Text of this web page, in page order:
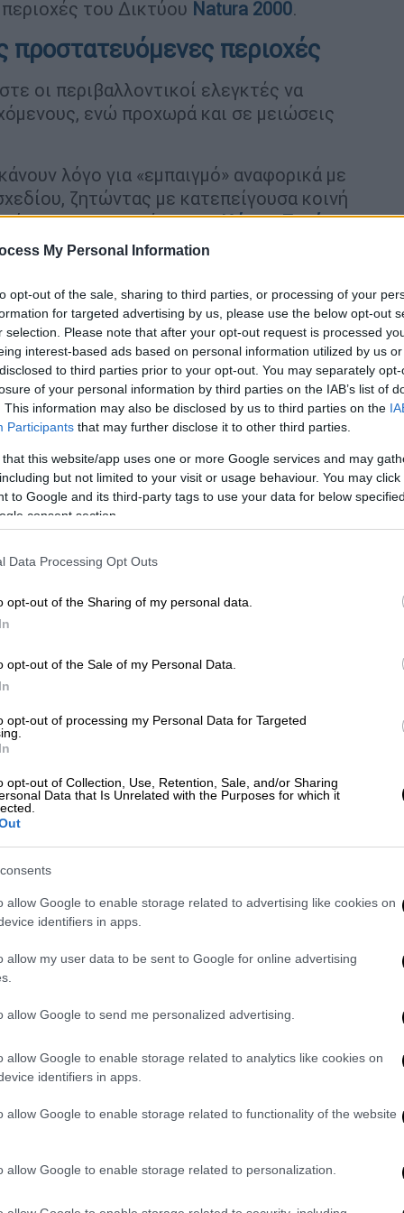
My Personal Information
opt-out of the sale, sharing to third parties, or processing of your
for targeted advertising by us, please use the below opt-out
selection. Please note that after your opt-out request is processed
interest-based ads based on personal information utilized by us
to third parties prior to your opt-out. You may separately
of your personal information by third parties on the IAB’s list of
This information may also be disclosed by us to third parties on the
Participants that may further disclose it to other third parties.
that this website/app uses one or more Google services and may
but not limited to your visit or usage behaviour. You may
to Google and its third-party tags to use your data for below
consent section.
Data Processing Opt Outs
opt-out of the Sharing of my personal data.
opt-out of the Sale of my Personal Data.
opt-out of processing my Personal Data for Targeted
opt-out of Collection, Use, Retention, Sale, and/or Sharing
Data that Is Unrelated with the Purposes for which it
allow Google to enable storage related to advertising like cookies on
identifiers in apps.
allow my user data to be sent to Google for online advertising
allow Google to send me personalized advertising.
allow Google to enable storage related to analytics like cookies on
identifiers in apps.
allow Google to enable storage related to functionality of the website
allow Google to enable storage related to personalization.
του Δικτύου Νatura 2000.
προστατευόμενες περιοχές
οι περιβαλλοντικοί ελεγκτές να
ενώ προχωρά και σε μειώσεις
λόγο για «εμπαιγμό» αναφορικά με
ζητώντας με κατεπείγουσα κοινή
και Ενέργειας,Κώστα Σκρέκα
σχεδίου νόμου που αφορούν τις
προστατευόμενων περιοχών του
καθορίζονται ως Ζώνες Απόλυτης
των προστατευόμενων περιοχών, θα
μηχανοκίνητων οχημάτων, οδοί
πλατείες, μονοπάτια και
και η ερασιτεχνική αλιεία.
ύδρευσης, αποθήκευσης και
σταθμών μέτρησης
μετεωρολογικών παραμέτρων, με τον
υπέργειων ή υπόγειων.
θα επιτρέπεται στις περιοχές που
Φύσης, στις οποίες δίνεται η
μεγαλύτερη δυνατότητα για
μπορούν να φιλοξενούν μεταξύ άλλων:
μέτρα,
ειδικής τουριστικής υποδομής και
τουριστικής ανάπτυξης, εφόσον
μορφές θεματικού τουρισμού.
υπόγεια υπό την
εκμετάλλευσης βρίσκεται εκτός
ζώνης απολύτου προστασίας της φύσης.
με εξειδίκευση ανά
της αφαλάτωσης, εγκαταστάσεις
ενέργειας και φυσικού αερίου,
ηλεκτρικών οχημάτων, σταθμών
θορύβου και μετεωρολογικών
και συναφείς εγκαταστάσεις,
Ενέργειας (ΑΠΕ).
αναψυχής.
καθώς και δραστηριότητες τύπου
σπήλαια, η κατάβαση ποταμού,
αιωροπτερισμός.